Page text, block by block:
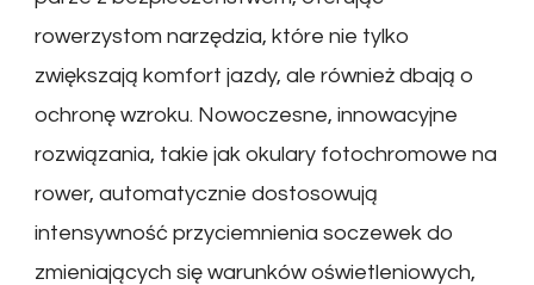
rowerzystom narzędzia, które nie tylko
zwiększają komfort jazdy, ale również dbają o
ochronę wzroku. Nowoczesne, innowacyjne
rozwiązania, takie jak okulary fotochromowe na
rower, automatycznie dostosowują
intensywność przyciemnienia soczewek do
zmieniających się warunków oświetleniowych,